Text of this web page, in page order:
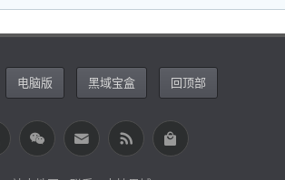
电脑版 黑域宝盒 回顶部